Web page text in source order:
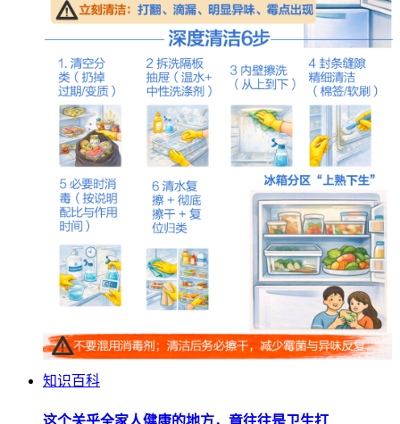
知识百科